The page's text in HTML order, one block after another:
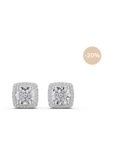
-20%